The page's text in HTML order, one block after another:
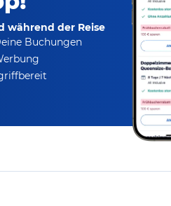
während der Reise
Buchungen